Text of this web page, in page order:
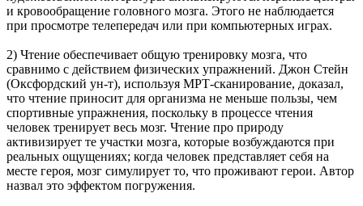
и кровообращение головного мозга. Этого не наблюдается
при просмотре телепередач или при компьютерных играх.
2) Чтение обеспечивает общую тренировку мозга, что
сравнимо с действием физических упражнений. Джон Стейн
(Оксфордский ун-т), используя МРТ-сканирование, доказал,
что чтение приносит для организма не меньше пользы, чем
спортивные упражнения, поскольку в процессе чтения
человек тренирует весь мозг. Чтение про природу
активизирует те участки мозга, которые возбуждаются при
реальных ощущениях; когда человек представляет себя на
месте героя, мозг симулирует то, что проживают герои. Автор
назвал это эффектом погружения.